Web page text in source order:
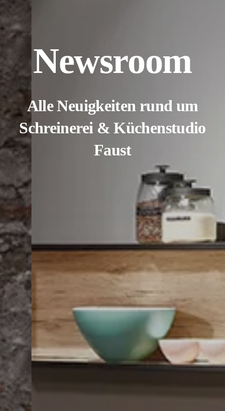
Newsroom
Alle Neuigkeiten rund um
Schreinerei & Küchenstudio
Faust